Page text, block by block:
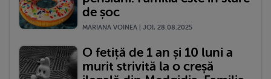
de șoc
MARIANA VOINEA | JOI, 28.08.2025
O fetiță de 1 an și 10 luni a
murit strivită la o creșă